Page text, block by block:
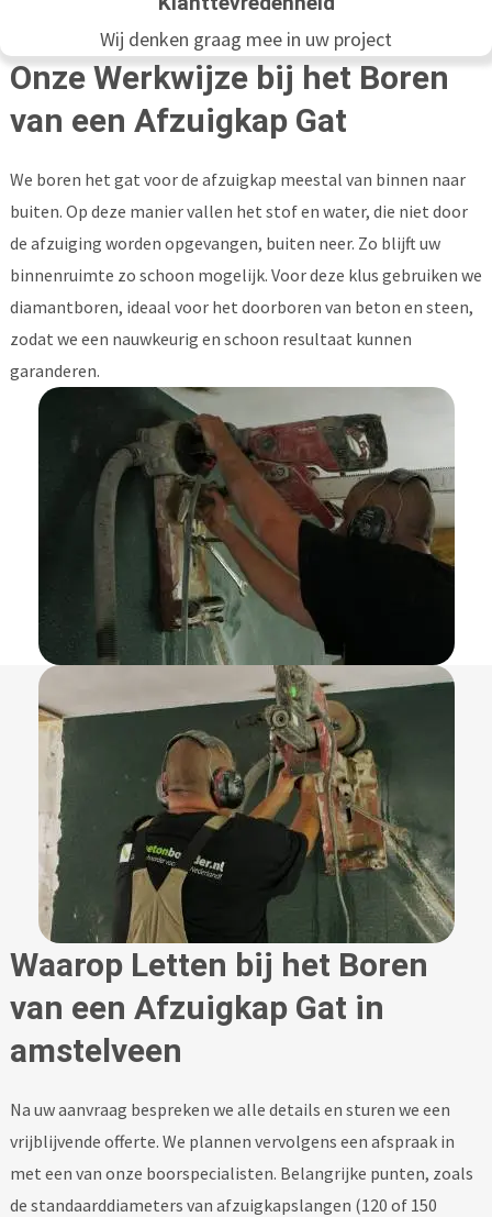
Wij denken graag mee in uw project
Onze Werkwijze bij het Boren
van een Afzuigkap Gat
We boren het gat voor de afzuigkap meestal van binnen naar
buiten. Op deze manier vallen het stof en water, die niet door
de afzuiging worden opgevangen, buiten neer. Zo blijft uw
binnenruimte zo schoon mogelijk. Voor deze klus gebruiken we
diamantboren, ideaal voor het doorboren van beton en steen,
zodat we een nauwkeurig en schoon resultaat kunnen
garanderen.
Waarop Letten bij het Boren
van een Afzuigkap Gat in
amstelveen
Na uw aanvraag bespreken we alle details en sturen we een
vrijblijvende offerte. We plannen vervolgens een afspraak in
met een van onze boorspecialisten. Belangrijke punten, zoals
de standaarddiameters van afzuigkapslangen (120 of 150